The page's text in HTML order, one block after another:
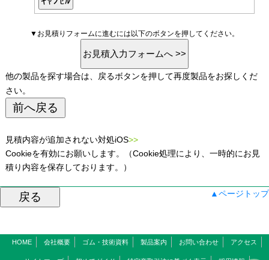
▼お見積りフォームに進むには以下のボタンを押してください。
他の製品を探す場合は、戻るボタンを押して再度製品をお探しくだ
さい。
見積内容が追加されない対処iOS>>
Cookieを有効にお願いします。（Cookie処理により、一時的にお見
積り内容を保存しております。）
▲ページトップ
HOME 会社概要 ゴム・技術資料 製品案内 お問い合わせ アクセス